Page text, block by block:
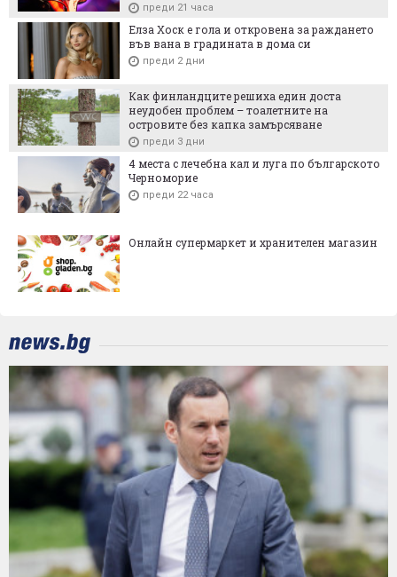
преди 21 часа
Елза Хоск е гола и откровена за раждането
във вана в градината в дома си
преди 2 дни
Как финландците решиха един доста
неудобен проблем – тоалетните на
островите без капка замърсяване
преди 3 дни
4 места с лечебна кал и луга по българското
Черноморие
преди 22 часа
Онлайн супермаркет и хранителен магазин